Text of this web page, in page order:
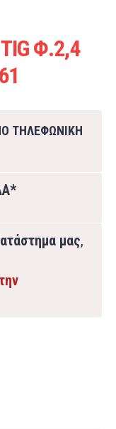
Φ.2,4
ΤΗΛΕΦΩΝΙΚΗ
μας,